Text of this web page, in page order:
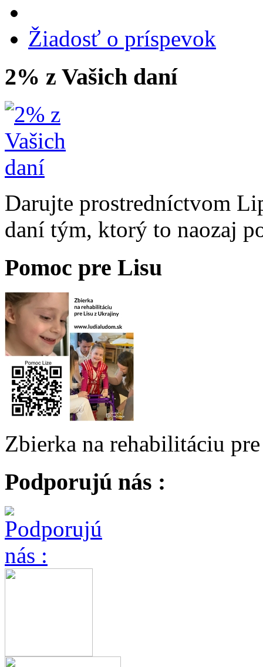
Žiadosť o príspevok
2% z Vašich daní
Darujte prostredníctvom
daní tým, ktorý to naozaj
Pomoc pre Lisu
Zbierka na rehabilitáciu
Podporujú nás :